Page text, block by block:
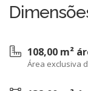
108,00 m²
Área exclusiva